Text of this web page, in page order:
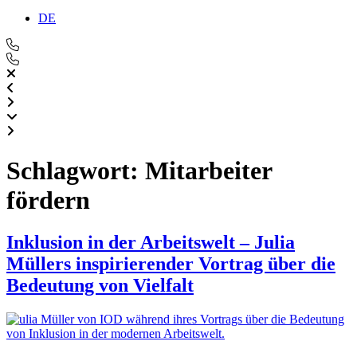
DE
Schlagwort: Mitarbeiter
fördern
Inklusion in der Arbeitswelt – Julia
Müllers inspirierender Vortrag über die
Bedeutung von Vielfalt